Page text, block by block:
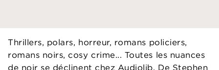
Thrillers, polars, horreur, romans policiers,
romans noirs, cosy crime... Toutes les nuances
de noir se déclinent chez Audiolib. De Stephen